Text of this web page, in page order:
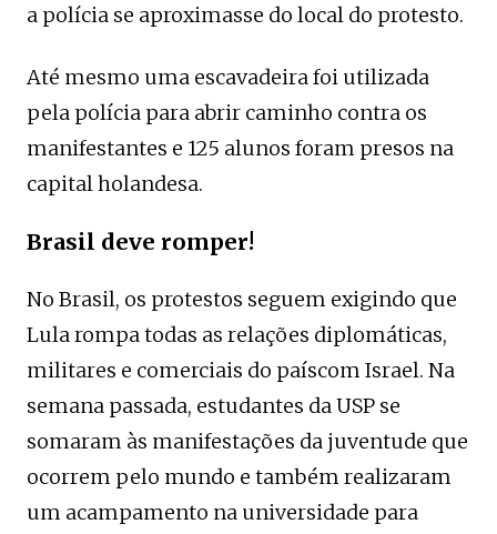
a polícia se aproximasse do local do protesto.
Até mesmo uma escavadeira foi utilizada
pela polícia para abrir caminho contra os
manifestantes e 125 alunos foram presos na
capital holandesa.
Brasil deve romper!
No Brasil, os protestos seguem exigindo que
Lula rompa todas as relações diplomáticas,
militares e comerciais do paíscom Israel. Na
semana passada, estudantes da USP se
somaram às manifestações da juventude que
ocorrem pelo mundo e também realizaram
um acampamento na universidade para